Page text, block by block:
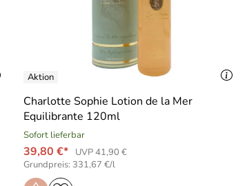
Charlotte Sophie Lotion de la Mer
Equilibrante 120ml
Sofort lieferbar
39,80 €*
UVP 41,90 €
Grundpreis: 331,67 €/l